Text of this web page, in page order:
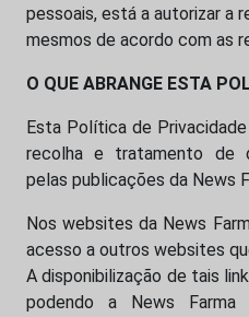
pessoais, está a autorizar a
mesmos de acordo com as
O QUE ABRANGE ESTA
Esta Política de
recolha e tratamento de
pelas publicações da News
Nos websites da News
acesso a outros websites
A disponibilização de tais
podendo a News Farma